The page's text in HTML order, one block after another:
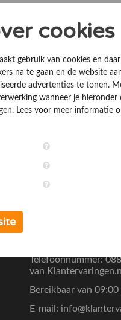
Over ons
Telefoonnummer:
van
Bereikbaar van
E-mail:
cookies
gebruik van cookies en
na te gaan en de website
advertenties te tonen.
wanneer je
. Lees voor meer informatie